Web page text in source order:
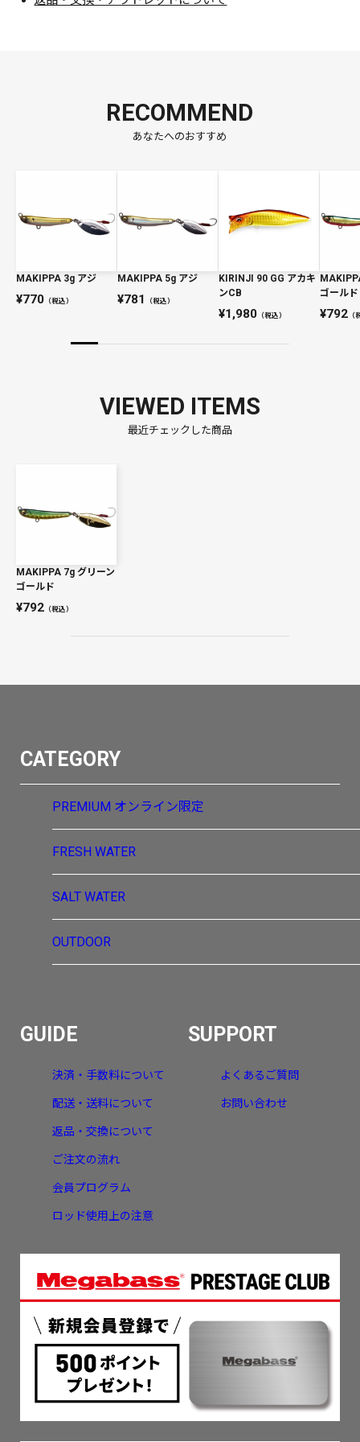
RECOMMEND
あなたへのおすすめ
MAKIPPA 3g アジ
770 （税込）
MAKIPPA 5g アジ
781 （税込）
KIRINJI 90 GG アカキ
ンCB
1,980（税込）
ゴールド
792（
VIEWED ITEMS
最近チェックした商品
MAKIPPA 7g グリーン
ゴールド
792 （税込）
CATEGORY
PREMIUM オンライン限定
FRESH WATER
SALT WATER
OUTDOOR
GUIDE
決済・手数料について
配送・送料について
返品・交換について
ご注文の流れ
会員プログラム
ロッド使用上の注意
SUPPORT
よくあるご質問
お問い合わせ